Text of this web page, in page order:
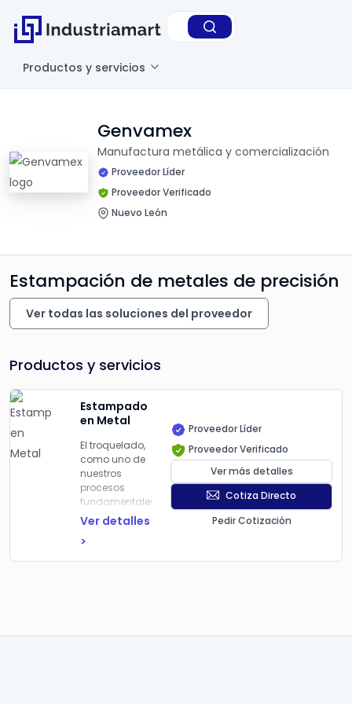
Productos y servicios
Genvamex
Manufactura metálica y comercialización
Proveedor Líder
Proveedor Verificado
Nuevo León
Estampación de metales de precisión
Ver todas las soluciones del proveedor
Productos y servicios
Estampado
en Metal
El troquelado,
como uno de
nuestros
procesos
fundamentales,
se realiza con
51 prensas,
cuyas
Ver detalles
>
Proveedor Líder
Proveedor Verificado
Ver más detalles
Cotiza Directo
Pedir Cotización